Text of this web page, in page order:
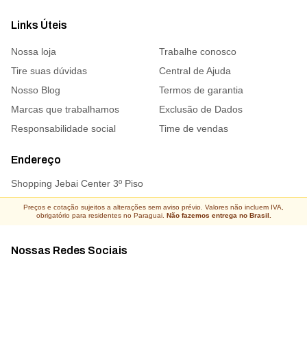
Links Úteis
Nossa loja
Trabalhe conosco
Tire suas dúvidas
Central de Ajuda
Nosso Blog
Termos de garantia
Marcas que trabalhamos
Exclusão de Dados
Responsabilidade social
Time de vendas
Endereço
Shopping Jebai Center 3º Piso
Nossas Redes Sociais
Preços e cotação sujeitos a alterações sem aviso prévio. Valores não incluem IVA,
obrigatório para residentes no Paraguai. Não fazemos entrega no Brasil.